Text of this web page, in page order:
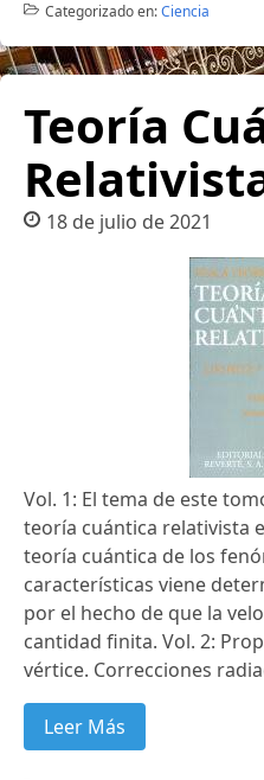
Categorizado en:Ciencia
Teoría
18 de julio de 2021
Vol. 1: El tema de este
teoría cuántica relativista
teoría cuántica de los
características viene
por el hecho de que la
cantidad finita. Vol. 2:
vértice. Correcciones
Leer Más